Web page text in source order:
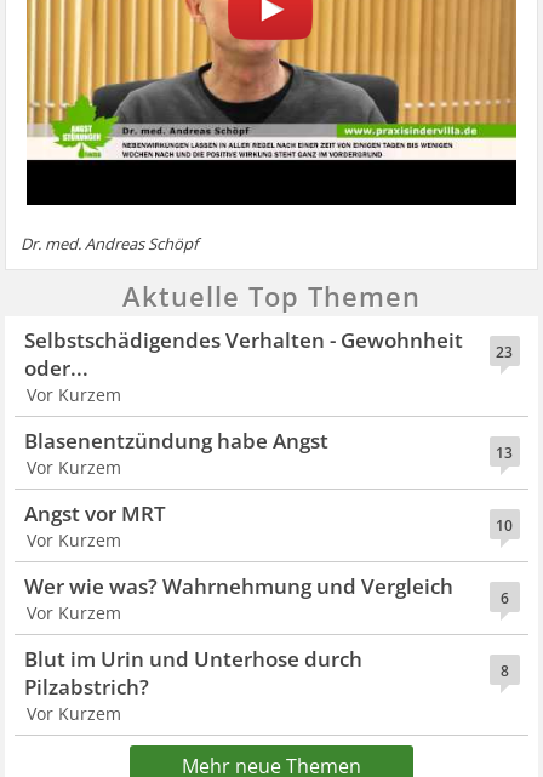
Dr. med. Andreas Schöpf
Aktuelle Top Themen
23
Selbstschädigendes Verhalten - Gewohnheit
oder...
Vor Kurzem
13
Blasenentzündung habe Angst
Vor Kurzem
10
Angst vor MRT
Vor Kurzem
6
Wer wie was? Wahrnehmung und Vergleich
Vor Kurzem
8
Blut im Urin und Unterhose durch
Pilzabstrich?
Vor Kurzem
Mehr neue Themen